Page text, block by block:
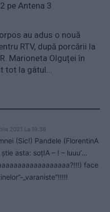
pe Antena 3
au adus o nouă
RTV, după porcării la
Marioneta Olguței în
tot la gâtul...
2021 La 19.36
(Sic!) Pandele (FlorentinA
asta: soțIA – ! – luuu’…
face
„varaniste”!!!!!